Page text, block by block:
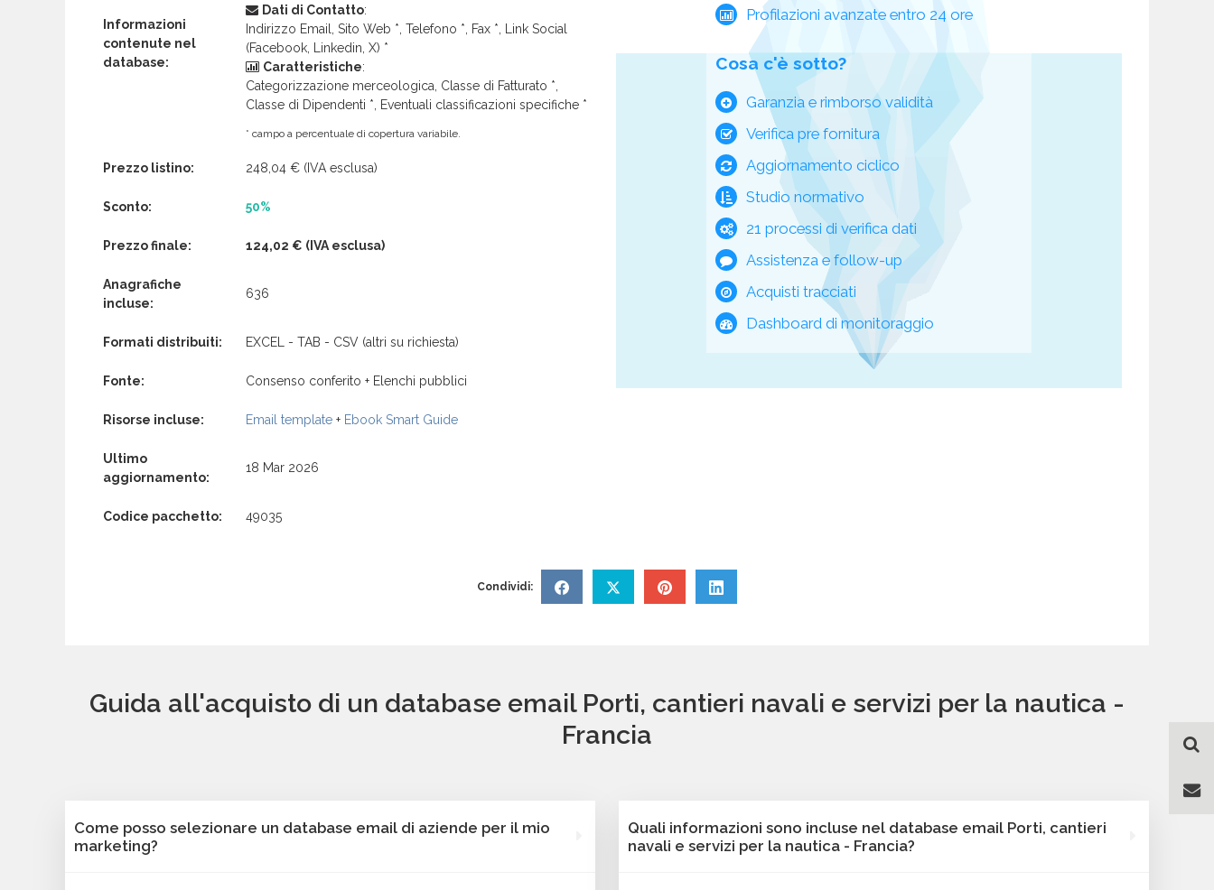
Informazioni
contenute nel
database:
Dati di Contatto:
Indirizzo Email, Sito Web *, Telefono *, Fax *, Link Social
(Facebook, Linkedin, X) *
Caratteristiche:
Categorizzazione merceologica, Classe di Fatturato *,
Classe di Dipendenti *, Eventuali classificazioni specifiche *
* campo a percentuale di copertura variabile.
Prezzo listino: 248,04 € (IVA esclusa)
Sconto: 50%
Prezzo finale: 124,02 € (IVA esclusa)
Anagrafiche
incluse:
636
Formati distribuiti: EXCEL - TAB - CSV (altri su richiesta)
Fonte: Consenso conferito + Elenchi pubblici
Risorse incluse: Email template + Ebook Smart Guide
Ultimo
aggiornamento:
18 Mar 2026
Codice pacchetto: 49035
Profilazioni avanzate entro 24 ore
Cosa c'è sotto?
Garanzia e rimborso validità
Verifica pre fornitura
Aggiornamento ciclico
Studio normativo
21 processi di verifica dati
Assistenza e follow-up
Acquisti tracciati
Dashboard di monitoraggio
Condividi:
Guida all'acquisto di un database email Porti, cantieri navali e servizi per la nautica -
Francia
Come posso selezionare un database email di aziende per il mio
marketing?
Quali informazioni sono incluse nel database email Porti, cantieri
navali e servizi per la nautica - Francia?